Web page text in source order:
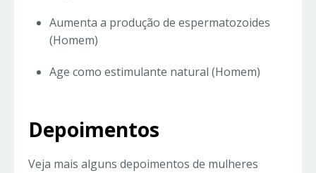
Aumenta a produção de espermatozoides
(Homem)
Age como estimulante natural (Homem)
Depoimentos
Veja mais alguns depoimentos de mulheres